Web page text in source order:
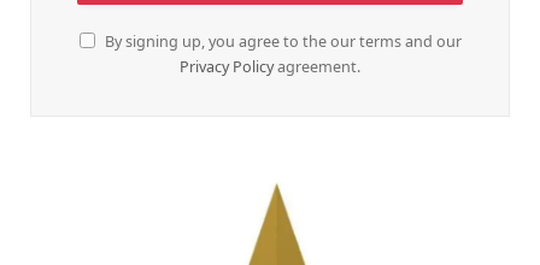
By signing up, you agree to the our terms and our
Privacy Policyagreement.